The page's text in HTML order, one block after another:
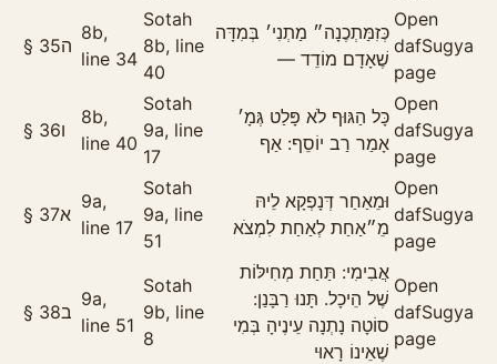
§ 35ה
8b,
line 34
Sotah
8b, line
40
כְּזִמַּתְכֶנָה״ מַתְנִי׳ בְּמִדָּה
שֶׁאָדָם מוֹדֵד —
Open
dafSugya
page
§ 36ו
8b,
line 40
Sotah
9a, line
17
כָּל הַגּוּף לֹא פָּלַט גְּמָ׳
אָמַר רַב יוֹסֵף: אַף
Open
dafSugya
page
§ 37א
9a,
line 17
Sotah
9a, line
51
וּמֵאַחַר דְּנָפְקָא לֵיהּ
מֵ״אַחַת לְאַחַת לִמְצֹא
Open
dafSugya
page
§ 38ב
9a,
line 51
Sotah
9b, line
8
אֲבִימִי: תַּחַת מְחִילּוֹת
שֶׁל הֵיכָל. תָּנוּ רַבָּנַן:
סוֹטָה נָתְנָה עֵינֶיהָ בְּמִי
שֶׁאֵינוֹ רָאוּי
Open
dafSugya
page